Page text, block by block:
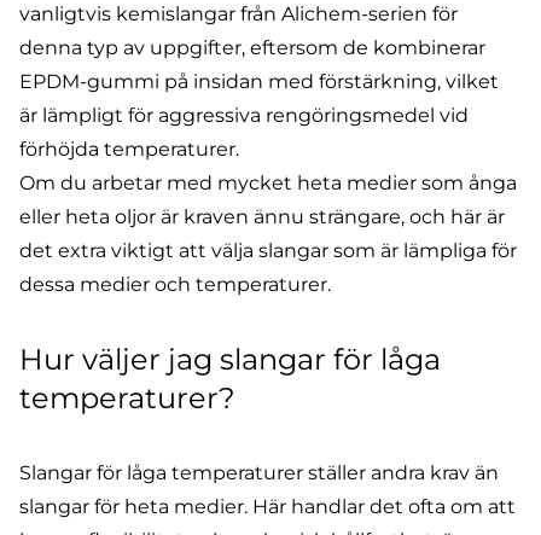
vanligtvis kemislangar från Alichem-serien för
denna typ av uppgifter, eftersom de kombinerar
EPDM-gummi på insidan med förstärkning, vilket
är lämpligt för aggressiva rengöringsmedel vid
förhöjda temperaturer.
Om du arbetar med mycket heta medier som ånga
eller heta oljor är kraven ännu strängare, och här är
det extra viktigt att välja slangar som är lämpliga för
dessa medier och temperaturer.
Hur väljer jag slangar för låga
temperaturer?
Slangar för låga temperaturer ställer andra krav än
slangar för heta medier. Här handlar det ofta om att